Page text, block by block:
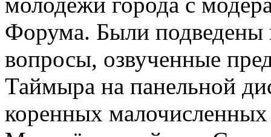
Форума. Были подведены
вопросы, озвученные
Таймыра на панельной
коренных